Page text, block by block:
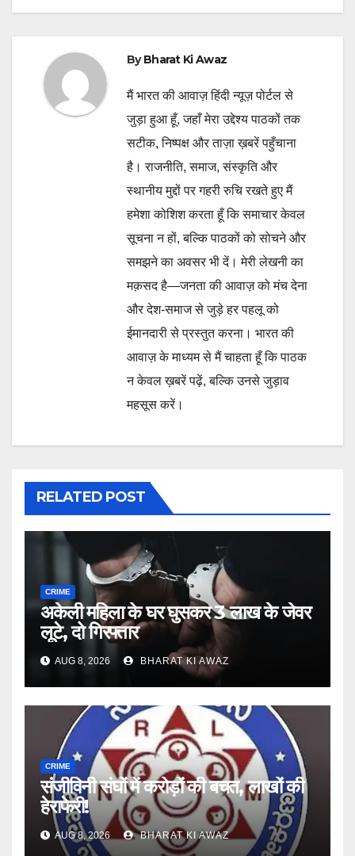
ByBharat Ki Awaz
मैं भारत की आवाज़ हिंदी न्यूज़ पोर्टल से
जुड़ा हुआ हूँ, जहाँ मेरा उद्देश्य पाठकों तक
सटीक, निष्पक्ष और ताज़ा ख़बरें पहुँचाना
है। राजनीति, समाज, संस्कृति और
स्थानीय मुद्दों पर गहरी रुचि रखते हुए मैं
हमेशा कोशिश करता हूँ कि समाचार केवल
सूचना न हों, बल्कि पाठकों को सोचने और
समझने का अवसर भी दें। मेरी लेखनी का
मक़सद है—जनता की आवाज़ को मंच देना
और देश-समाज से जुड़े हर पहलू को
ईमानदारी से प्रस्तुत करना। भारत की
आवाज़ के माध्यम से मैं चाहता हूँ कि पाठक
न केवल ख़बरें पढ़ें, बल्कि उनसे जुड़ाव
महसूस करें।
RELATED POST
CRIME
अकेली महिला के घर घुसकर 3 लाख के जेवर
लूटे, दो गिरफ्तार
AUG 8, 2026 BHARAT KI AWAZ
CRIME
संजीविनी संघों में करोड़ों की बचत, लाखों की
हेराफेरी!
AUG 8, 2026 BHARAT KI AWAZ